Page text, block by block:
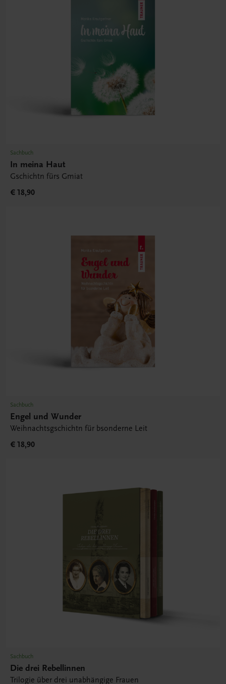
Sachbuch
In meina Haut
Gschichtn fürs Gmiat
€ 18,90
Sachbuch
Engel und Wunder
Weihnachtsgschichtn für bsonderne Leit
€ 18,90
Sachbuch
Die drei Rebellinnen
Trilogie über drei unabhängige Frauen